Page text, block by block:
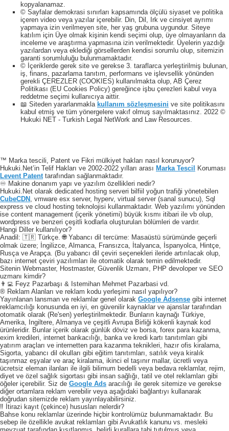
kopyalanamaz.
© Sayfalar demokrasi sınırları kapsamında ölçülü siyaset ve politika
içeren video veya yazılar içerebilir. Din, Dil, Irk ve cinsiyet ayrımı
yapmaya izin verilmeyen site, her yaş grubuna uygundur. Siteye
katılım için Üye olmak kişinin kendi seçimi olup, üye olmayanların da
inceleme ve araştırma yapmasına izin verilmektedir. Üyelerin yazdığı
yazılardan veya eklediği görsellerden kendisi sorumlu olup, sitemizin
garanti sorumluluğu bulunmamaktadır.
© İçeriklerde gerek site ve gerekse 3. taraflarca yerleştirilmiş bulunan,
iş, finans, pazarlama tanıtım, performans ve işlevsellik yönünden
gerekli ÇEREZLER (COOKIES) kullanılmakta olup, AB Çerez
Politikası (EU Cookies Policy) gereğince işbu çerezleri kabul veya
reddetme seçimi kullanıcıya aittir.
📖 Siteden yararlanmakla kullanım sözleşmesini ve site politikasını
kabul etmiş ve tüm yönergelere vakıf olmuş sayılmaktasınız. 2022 ©
Hukuki NET - Turkish Legal NetWork and Law Resources.
™ Marka tescili, Patent ve Fikri mülkiyet hakları nasıl korunuyor?
Hukuki.Net’in Telif Hakları ve 2002-2022 yılları arası Marka Tescil
Koruması
Levent Patenttarafından sağlanmaktadır.
♾️ Makine donanım yapı ve yazılım özellikleri nedir?
Hukuki.Net olarak dedicated hosting serveri bilfiil yoğun trafiği yönetebilen
CubeCDN , vmware esx server, hyperv, virtual server (sanal sunucu), Sql
express ve cloud hosting teknolojisi kullanmaktadır. Web yazılımı yönünden
ise content management (içerik yönetimi) büyük kısmı itibari ile vb olup,
wordpress ve benzeri çeşitli kodlarla oluşturulan bölümleri de vardır.
Hangi Diller kullanılıyor?
Anadil: 🇹🇷 Türkçe. 🌐 Yabancı dil tercüme: Masaüstü sürümünde geçerli
olmak üzere; İngilizce, Almanca, Fransızca, İtalyanca, İspanyolca, Hintçe,
Rusça ve Arapça. (Bu yabancı dil çeviri seçenekleri ileride artırılacak olup,
bazı internet çeviri yazılımları ile otomatik olarak temin edilmektedir.
Sitenin Webmaster, Hostmaster, Güvenlik Uzmanı, PHP devoloper ve SEO
uzmanı kimdir?
👨‍💻 Feyz Pazarbaşı & Istemihan Mehmet Pazarbasi vd.
® Reklam Alanları ve reklam kodu yerleşimi nasıl yapılıyor?
Yayınlanan lansman ve reklamlar genel olarak Google Adsense gibi internet
reklamcılığı konusunda en iyi, en güvenilir kaynaklar ve ajanslar tarafından
otomatik olarak (Re'sen) yerleştirilmektedir. Bunların kaynağı Türkiye,
Amerika, Ingiltere, Almanya ve çeşitli Avrupa Birliği kökenli kaynak kod
ürünleridir. Bunlar içerik olarak günlük döviz ve borsa, forex para kazanma,
exim kredileri, internet bankacılığı, banka ve kredi kartı tanıtımları gibi
yatırım araçları ve internetten para kazanma teknikleri, hazır ofis kiralama,
Sigorta, yabancı dil okulları gibi eğitim tanıtımları, satılık veya kiralık
taşınmaz eşyalar ve araç kiralama, ikinci el taşınır mallar, ücretli veya
ücretsiz eleman ilanları ile ilgili bilimum bedelli veya bedava reklamlar, rejim,
diyet ve özel sağlık sigortası gibi insan sağlığı, tatil ve otel reklamları gibi
öğeler içerebilir. Siz de Google Ads aracılığı ile gerek sitemize ve gerekse
diğer ortamlara reklam verebilir veya aşağıdaki bağlantıyı kullanarak
doğrudan sitemizde reklam yayınlayabilirsiniz.
‼️ İtirazi kayıt (çekince) hususları nelerdir?
Bahse konu reklamlar üzerinde hiçbir kontrolümüz bulunmamaktadır. Bu
sebep ile özellikle avukat reklamları gibi Avukatlık kanunu vs. mesleki